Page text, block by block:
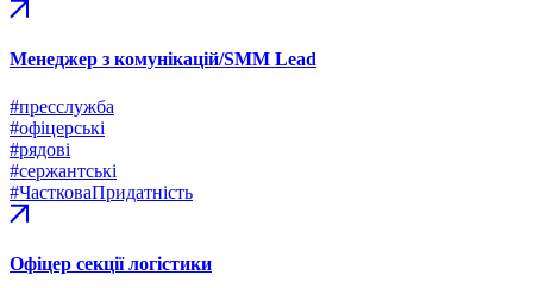
Менеджер з комунікацій/SMM Lead
#пресслужба
#офіцерські
#рядові
#сержантські
#ЧастковаПридатність
Офіцер секції логістики